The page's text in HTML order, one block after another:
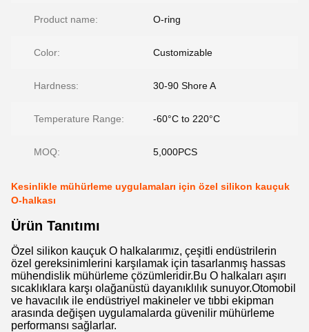
Product name: O-ring
Color: Customizable
Hardness: 30-90 Shore A
Temperature Range: -60°C to 220°C
MOQ: 5,000PCS
Kesinlikle mühürleme uygulamaları için özel silikon kauçuk
O-halkası
Ürün Tanıtımı
Özel silikon kauçuk O halkalarımız, çeşitli endüstrilerin
özel gereksinimlerini karşılamak için tasarlanmış hassas
mühendislik mühürleme çözümleridir.Bu O halkaları aşırı
sıcaklıklara karşı olağanüstü dayanıklılık sunuyor.Otomobil
ve havacılık ile endüstriyel makineler ve tıbbi ekipman
arasında değişen uygulamalarda güvenilir mühürleme
performansı sağlarlar.